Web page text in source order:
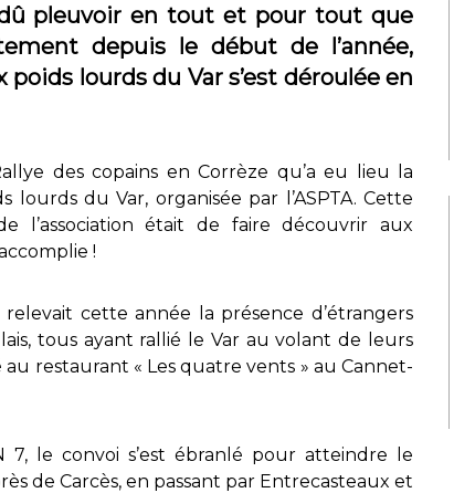
dû pleuvoir en tout et pour tout que
depuis le début de l’année,
poids lourds du Var s’est déroulée en
des copains en Corrèze qu’a eu lieu la
lourds du Var, organisée par l’ASPTA. Cette
l’association était de faire découvrir aux
!
cette année la présence d’étrangers
tous ayant rallié le Var au volant de leurs
restaurant « Les quatre vents » au Cannet-
le convoi s’est ébranlé pour atteindre le
de Carcès, en passant par Entrecasteaux et